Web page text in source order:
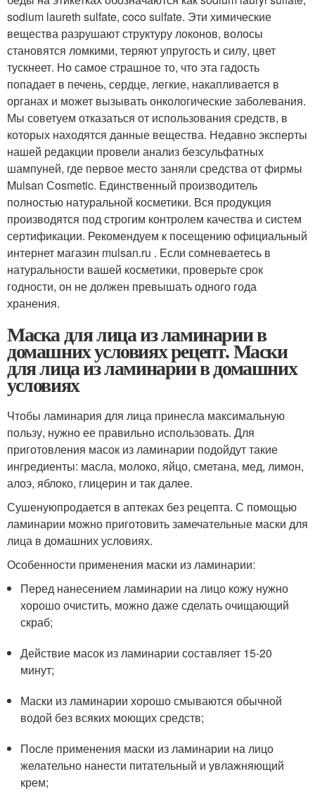
sodium laureth sulfate, coco sulfate. Эти химические
вещества разрушают структуру локонов, волосы
становятся ломкими, теряют упругость и силу, цвет
тускнеет. Но самое страшное то, что эта гадость
попадает в печень, сердце, легкие, накапливается в
органах и может вызывать онкологические заболевания.
Мы советуем отказаться от использования средств, в
которых находятся данные вещества. Недавно эксперты
нашей редакции провели анализ безсульфатных
шампуней, где первое место заняли средства от фирмы
Mulsan Сosmetic. Единственный производитель
полностью натуральной косметики. Вся продукция
производятся под строгим контролем качества и систем
сертификации. Рекомендуем к посещению официальный
интернет магазин mulsan.ru . Если сомневаетесь в
натуральности вашей косметики, проверьте срок
годности, он не должен превышать одного года
хранения.
Маска для лица из ламинарии в
домашних условиях рецепт. Маски
для лица из ламинарии в домашних
условиях
Чтобы ламинария для лица принесла максимальную
пользу, нужно ее правильно использовать. Для
приготовления масок из ламинарии подойдут такие
ингредиенты: масла, молоко, яйцо, сметана, мед, лимон,
алоэ, яблоко, глицерин и так далее.
Сушенуюпродается в аптеках без рецепта. С помощью
ламинарии можно приготовить замечательные маски для
лица в домашних условиях.
Особенности применения маски из ламинарии:
Перед нанесением ламинарии на лицо кожу нужно
хорошо очистить, можно даже сделать очищающий
скраб;
Действие масок из ламинарии составляет 15-20
минут;
Маски из ламинарии хорошо смываются обычной
водой без всяких моющих средств;
После применения маски из ламинарии на лицо
желательно нанести питательный и увлажняющий
крем;